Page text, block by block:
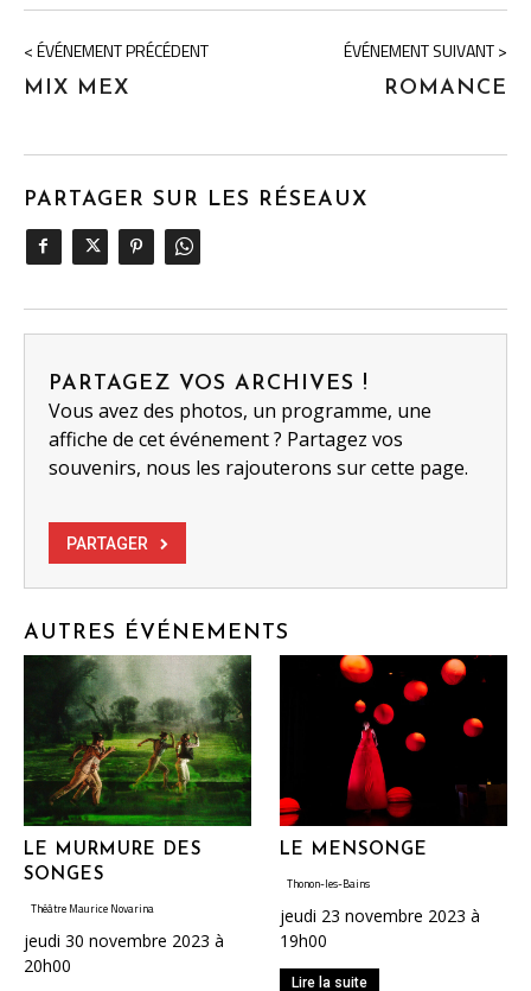
< ÉVÉNEMENT PRÉCÉDENT
MIX MEX
ÉVÉNEMENT SUIVANT >
ROMANCE
PARTAGER SUR LES RÉSEAUX
PARTAGEZ VOS ARCHIVES !
Vous avez des photos, un programme, une
affiche de cet événement ? Partagez vos
souvenirs, nous les rajouterons sur cette page.
PARTAGER
AUTRES ÉVÉNEMENTS
LE MURMURE DES
SONGES
Théâtre Maurice Novarina
jeudi 30 novembre 2023 à
20h00
LE MENSONGE
Thonon-les-Bains
jeudi 23 novembre 2023 à
19h00
Lire la suite